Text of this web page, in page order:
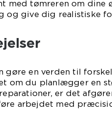
med tømreren om dine
give dig realistiske
gøre en verden til
om du planlægger en
er det
arbejdet med